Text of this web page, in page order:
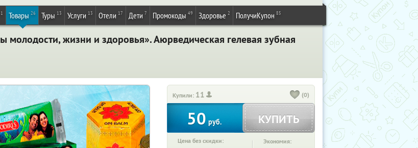
Товары 26 Туры 13 Услуги 13 Отели 17 Дети 7 Промокоды 49 Здоровье 2 ПолучиКупон 85
жизни и здоровья». Аюрведическая гелевая зубная
Купили: 11 (0)
50 руб. КУПИТЬ
Цена без скидки: Экономия: